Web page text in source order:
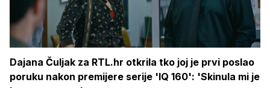
Dajana Čuljak za RTL.hr otkrila tko joj je prvi poslao
poruku nakon premijere serije 'IQ 160': 'Skinula mi je